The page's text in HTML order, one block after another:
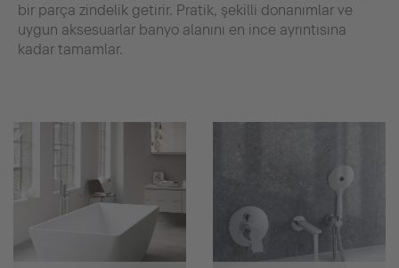
bir parça zindelik getirir. Pratik, şekilli donanımlar ve
uygun aksesuarlar banyo alanını en ince ayrıntısına
kadar tamamlar.